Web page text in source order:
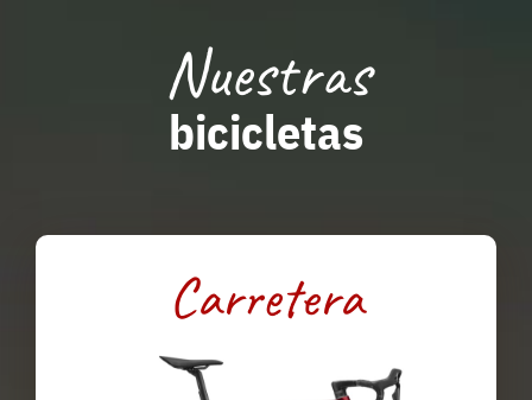
Nuestras
bicicletas
Carretera